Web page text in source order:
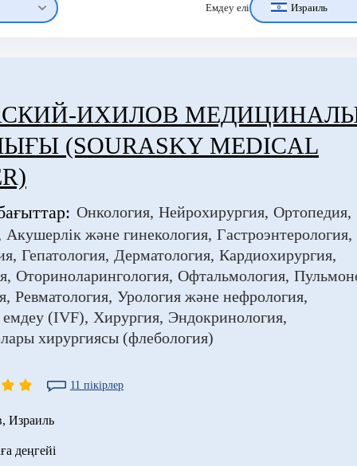
Емдеу елі Израиль
ИХИЛОВ
(SOURASKY MEDICAL
Онкология Нейрохирургия Ортопедия
Акушерлік және гинекология Гастроэнтерология
Гепатология Дерматология Кардиохирургия
Оториноларингология Офтальмология
Ревматология Урология және нефрология
емдеу (IVF) Хирургия Эндокринология
хирургиясы (флебология)
11 пікірлер
, Израиль
деңгейі